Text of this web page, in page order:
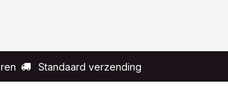
Standaard verzending